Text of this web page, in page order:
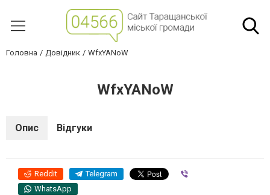
Головна Довідник WfxYANoW
WfxYANoW
Опис Відгуки
Reddit Telegram
WhatsApp